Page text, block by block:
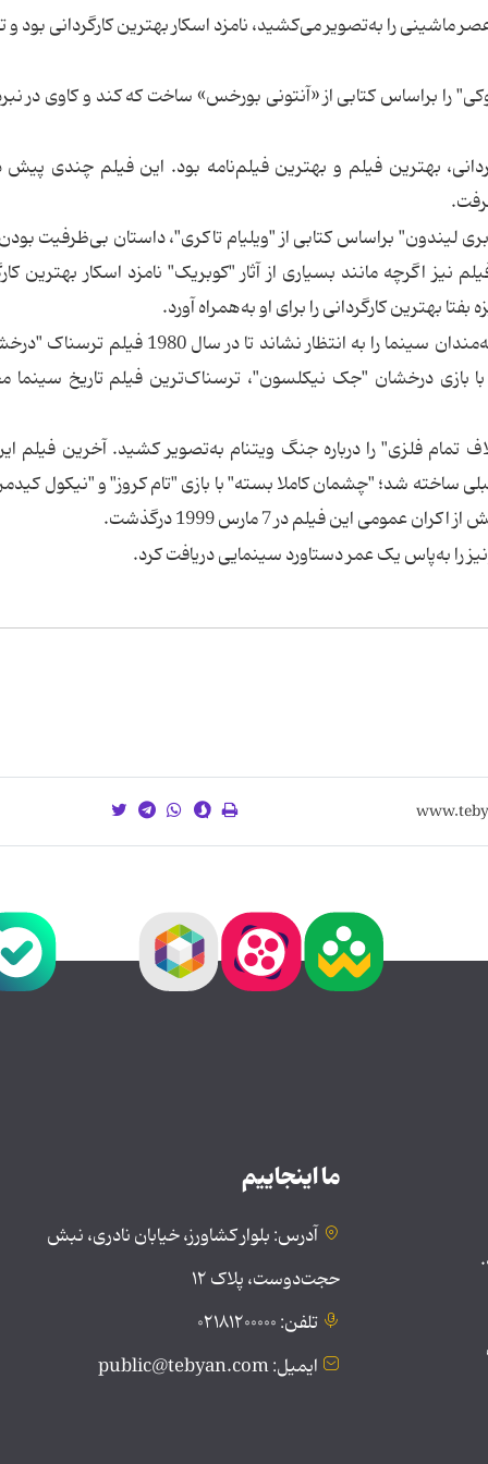
ماشینی را به‌تصویر می‌کشید، نامزد اسکار بهترین کارگردانی بود
"پرتقال کوکی" را براساس کتابی از «آنتونی بورخس» ساخت که کند و کاوی در
بهترین فیلم و بهترین فیلم‌نامه بود. این فیلم چندی
لیندون" براساس کتابی از "ویلیام تاکری"، داستان بی‌ظرفیت
اگرچه مانند بسیاری از آثار "کوبریک" نامزد اسکار بهترین
بهترین کارگردانی را برای او به‌همراه آورد.
"کوبریک" برای ساخت فیلم بعدی‌اش پنج سال علاقه‌مندان سینما را به انتظار نشاند تا
بازی درخشان "جک نیکلسون"، ترسناک‌ترین فیلم تاریخ
فلزی" را درباره جنگ ویتنام به‌تصویر کشید. آخرین فیلم
12 سال بعد از فیلم قبلی ساخته شد؛ "چشمان کاملا بسته" با بازی "تام کروز" و "نیکول
این فیلم در 7 مارس 1999 درگذشت.
ما اینجاییم
آدرس: بلوار کشاورز، خیابان نادری، نبش
حجت‌دوست، پلاک ۱۲
تلفن: ۰۲۱۸۱۲۰۰۰۰۰
ایمیل: public@tebyan.com